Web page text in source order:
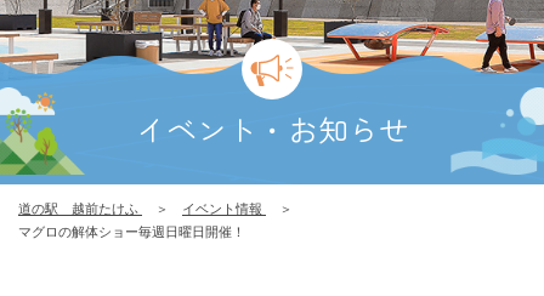
イベント・お知らせ
道の駅 越前たけふ
イベント情報
マグロの解体ショー毎週日曜日開催！